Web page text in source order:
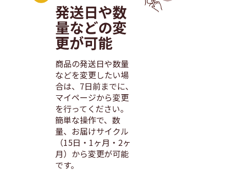
発送日や数
量などの変
更が可能
商品の発送日や数量
などを変更したい場
合は、7日前までに、
マイページから変更
を行ってください。
簡単な操作で、数
量、お届けサイクル
（15日・1ヶ月・2ヶ
月）から変更が可能
です。